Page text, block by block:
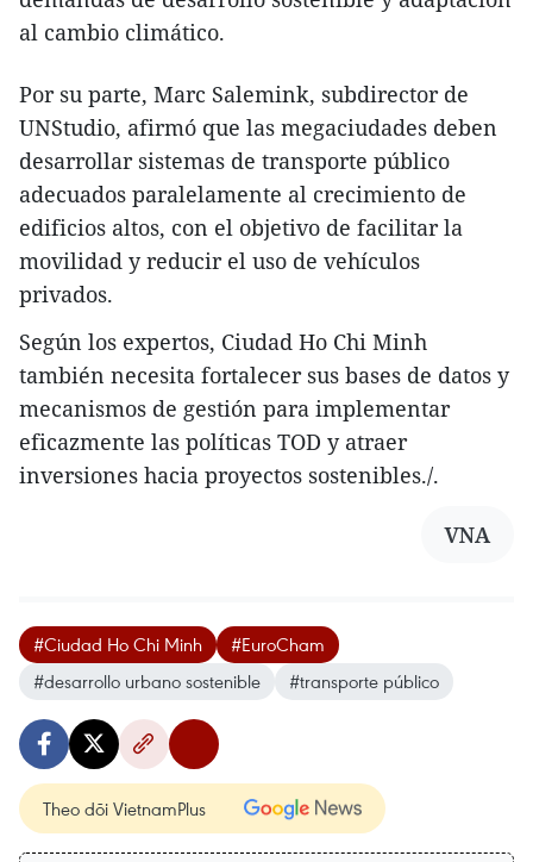
al cambio climático.
Por su parte, Marc Salemink, subdirector de
UNStudio, afirmó que las megaciudades deben
desarrollar sistemas de transporte público
adecuados paralelamente al crecimiento de
edificios altos, con el objetivo de facilitar la
movilidad y reducir el uso de vehículos
privados.
Según los expertos, Ciudad Ho Chi Minh
también necesita fortalecer sus bases de datos y
mecanismos de gestión para implementar
eficazmente las políticas TOD y atraer
inversiones hacia proyectos sostenibles./.
VNA
#Ciudad Ho Chi Minh
#EuroCham
#desarrollo urbano sostenible
#transporte público
Theo dõi VietnamPlus